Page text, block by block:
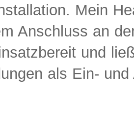
Mein
Anschluss an
und
als Ein- und